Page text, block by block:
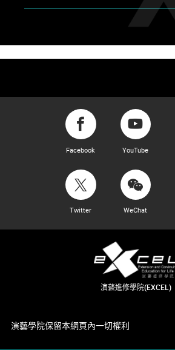
Facebook YouTube
Twitter WeChat
演藝進修學院(EXCEL)
演藝學院保留本網頁內一切權利